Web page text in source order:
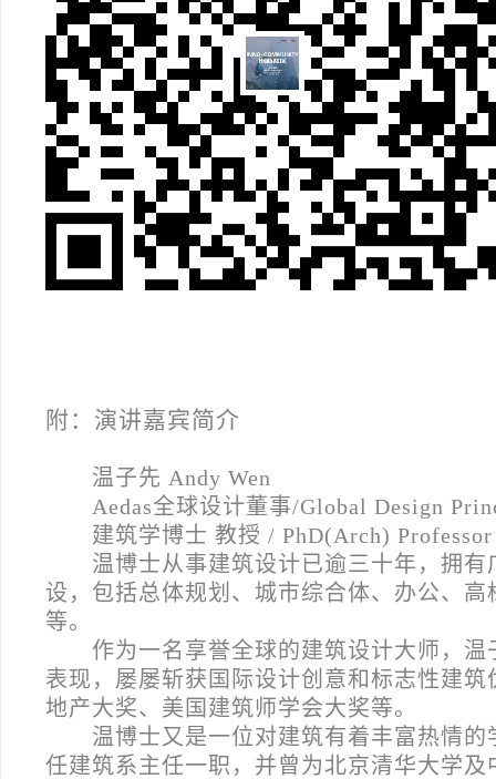
附：演讲嘉宾简介
温子先 Andy Wen
Aedas全球设计董事/Global Design
建筑学博士 教授 / PhD(Arch) Professor
温博士从事建筑设计已逾三十年，拥
设，包括总体规划、城市综合体、办公、
等。
作为一名享誉全球的建筑设计大师，
表现，屡屡斩获国际设计创意和标志性建
地产大奖、美国建筑师学会大奖等。
温博士又是一位对建筑有着丰富热情
任建筑系主任一职，并曾为北京清华大学